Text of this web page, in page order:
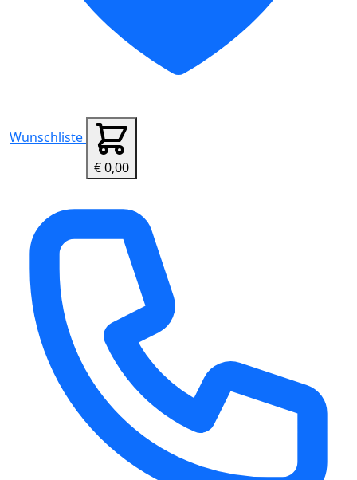
Wunschliste
€ 0,00